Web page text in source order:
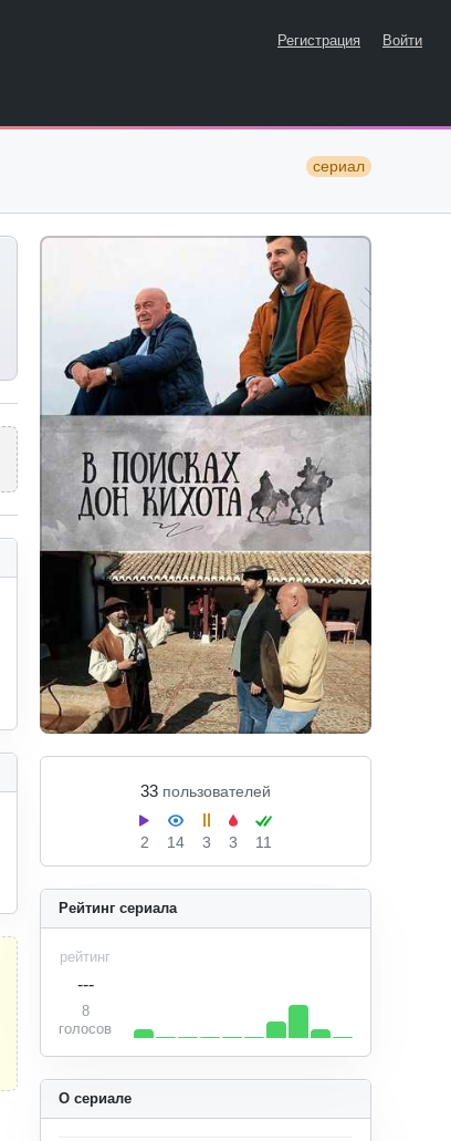
Регистрация Войти
сериал
33 пользователей
2 14 3 3 11
О сериале
Рейтинг сериала
рейтинг
---
8
голосов